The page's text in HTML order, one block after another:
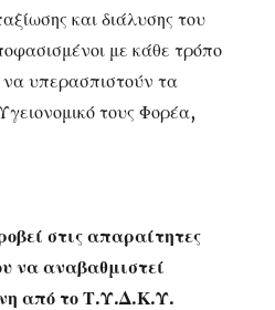
και διάλυσης του
με κάθε τρόπο
υπερασπιστούν τα
τους Φορέα,
στις απαραίτητες
να αναβαθμιστεί
από το Τ.Υ.Δ.Κ.Υ.